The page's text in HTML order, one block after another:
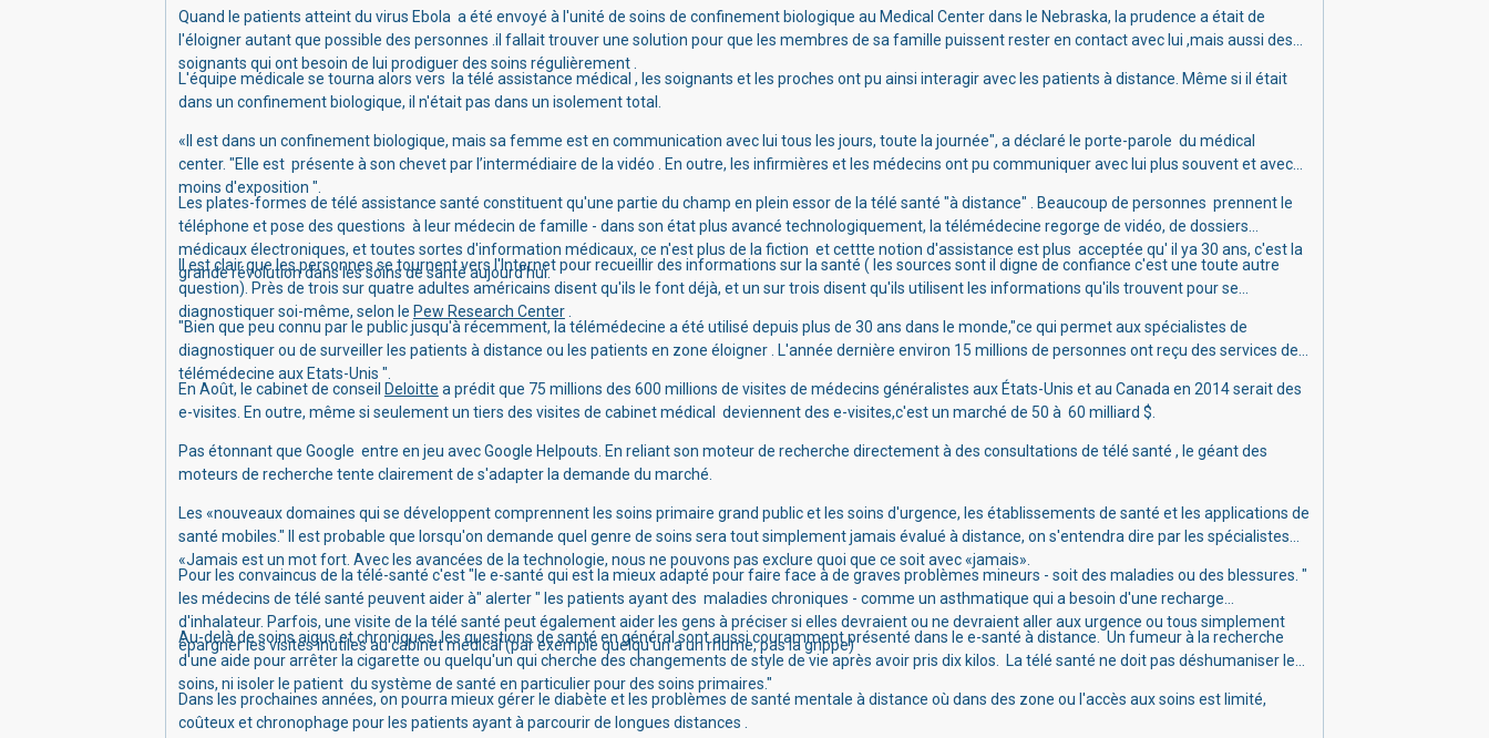
Quand le patients atteint du virus Ebola a été envoyé à l'unité de soins de confinement biologique au Medical Center dans le Nebraska, la prudence a était de
l'éloigner autant que possible des personnes .il fallait trouver une solution pour que les membres de sa famille puissent rester en contact avec lui ,mais aussi des
soignants qui ont besoin de lui prodiguer des soins régulièrement .
L'équipe médicale se tourna alors vers la télé assistance médical , les soignants et les proches ont pu ainsi interagir avec les patients à distance. Même si il était
dans un confinement biologique, il n'était pas dans un isolement total.
«Il est dans un confinement biologique, mais sa femme est en communication avec lui tous les jours, toute la journée", a déclaré le porte-parole du médical
center. "Elle est présente à son chevet par l’intermédiaire de la vidéo
En outre, les infirmières et les médecins ont pu communiquer avec lui plus souvent et avec
moins d'exposition ".
Les plates-formes de télé assistance santé constituent qu'une partie du champ en plein essor de la télé santé "à distance" . Beaucoup de personnes prennent le
téléphone et pose des questions à leur médecin de famille - dans son état plus avancé technologiquement, la télémédecine regorge de vidéo, de dossiers
médicaux électroniques, et toutes sortes d'information médicaux, ce n'est plus de la fiction et cettte notion d'assistance est plus acceptée qu' il ya 30 ans, c'est la
grande révolutiondans les soins de santé aujourd'hui.
Il est clair que les personnes se tournent vers l'Internet pour recueillir des informations sur la santé ( les sources sont il digne de confiance c'est une toute autre
question). Près de trois sur quatre adultes américains disent qu'ils le font déjà, et un sur trois disent qu'ils utilisent les informations qu'ils trouvent pour se
diagnostiquer soi-même, selon le Pew Research Center.
"Bien que peu connu par le public jusqu'à récemment, la télémédecine a été utilisé depuis plus de 30 ans dans le monde,"ce qui permet aux spécialistes de
diagnostiquer ou de surveiller les patients à distance ou les patients en zone éloigner . L'année dernière environ 15 millions de personnes ont reçu des services de
télémédecine aux Etats-Unis ".
En Août, le cabinet de conseil Deloitte a prédit que 75 millions des 600 millions de visites de médecins généralistes aux États-Unis et au Canada en 2014 serait des
e-visites. En outre, même si seulement un tiers des visites de cabinet médical deviennent des e-visites,c'est un marché de 50 à 60 milliard $.
Pas étonnant que Google entre en jeu avec Google Helpouts. En reliant son moteur de recherche directement à des consultations de télé santé , le géant des
moteurs de recherche tente clairement de s'adapter la demande du marché.
Les «nouveaux domaines qui se développent comprennent les soins primaire grand public et les soins d'urgence, les établissements de santé et les applications de
santé mobiles." Il est probable que lorsqu'on demande quel genre de soins sera tout simplement jamais évalué à distance, on s'entendra dire par les spécialistes
«Jamais est un mot fort. Avec les avancées de la technologie, nous ne pouvons pas exclure quoi que ce soit avec «jamais».
Pour les convaincus de la télé-santé c'est "le e-santé qui est la mieux adapté pour faire face à de graves problèmes mineurs - soit des maladies ou des blessures. "
les médecins de télé santé peuvent aider à" alerter " les patients ayant des maladies chroniques - comme un asthmatique qui a besoin d'une recharge
d'inhalateur. Parfois, une visite de la télé santé peut également aider les gens à préciser si elles devraient ou ne devraient aller aux urgence ou tous simplement
épargner les visites inutiles au cabinet médical (par exemple quelqu'un a un rhume, pas la grippe)
Au-delà de soins aigus et chroniques, les questions de santé en général sont aussi couramment présenté dans le e-santé à distance.Un fumeur à la recherche
d'une aide pour arrêter la cigarette ou quelqu'un qui cherche des changements de style de vie après avoir pris dix kilos.
La télé santé ne doit pas déshumaniser le
soins, ni isoler le patient du système de santé en particulier pour des soins primaires."
Dans les prochaines années, on pourra mieux gérer le diabète et les problèmes de santé mentale à distance où dans des zone ou l'accès aux soins est limité,
coûteux et chronophage pour les patients ayant à parcourir de longues distances .